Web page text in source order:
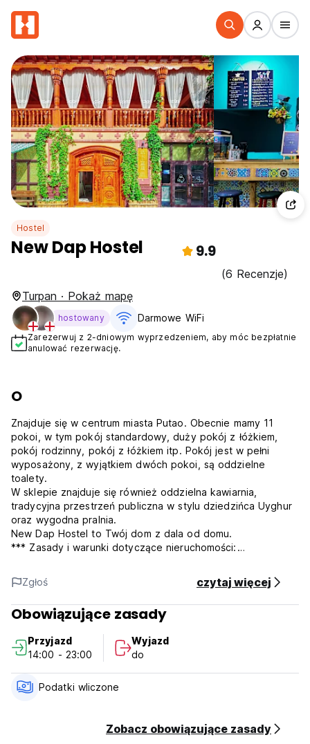
Hostel
New Dap Hostel 9.9
(6 Recenzje)
Turpan · Pokaż mapę
hostowany Darmowe WiFi
Zarezerwuj z 2-dniowym wyprzedzeniem, aby móc bezpłatnie
anulować rezerwację.
O
Znajduje się w centrum miasta Putao. Obecnie mamy 11
pokoi, w tym pokój standardowy, duży pokój z łóżkiem,
pokój rodzinny, pokój z łóżkiem itp. Pokój jest w pełni
wyposażony, z wyjątkiem dwóch pokoi, są oddzielne
toalety.
W sklepie znajduje się również oddzielna kawiarnia,
tradycyjna przestrzeń publiczna w stylu dziedzińca Uyghur
oraz wygodna pralnia.
New Dap Hostel to Twój dom z dala od domu.
*** Zasady i warunki dotyczące nieruchomości:
wcześniej, aby anulować bezpłatnie.
2. Zameldowanie od 14:00 do 24:00.
3. Wymeldowanie przed godziną 12:00 w południe.
4. Płatność po przyjeździe gotówką, Wechat, Alipay.
6. Zamykamy drzwi o 24.00.
7. Zakaz palenia w pokoju, mamy strefę dla palących.
8. Godziny pracy recepcji 08:00-24:00. (Auto-translated
from original language)
Zgłoś czytaj więcej
Obowiązujące zasady
Przyjazd
14:00 - 23:00
Wyjazd
do
Podatki wliczone
Zobacz obowiązujące zasady